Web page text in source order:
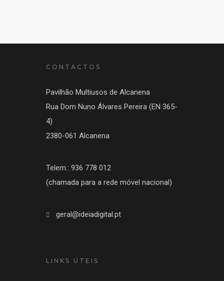
CONTACTOS
Pavilhão Multiusos de Alcanena
Rua Dom Nuno Álvares Pereira (EN 365-
4)
2380-061 Alcanena
Telem.: 936 778 012
(chamada para a rede móvel nacional)
geral@ideiadigital.pt
LINKS ÚTEIS